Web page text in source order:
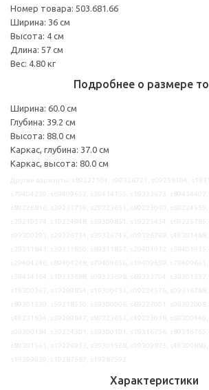
Номер товара: 503.681.66
Ширина: 36 см
Высота: 4 см
Длина: 57 см
Вес: 4.80 кг
Подробнее о размере
Ширина: 60.0 см
Глубина: 39.2 см
Высота: 88.0 см
Каркас, глубина: 37.0 см
Каркас, высота: 80.0 см
Характеристики